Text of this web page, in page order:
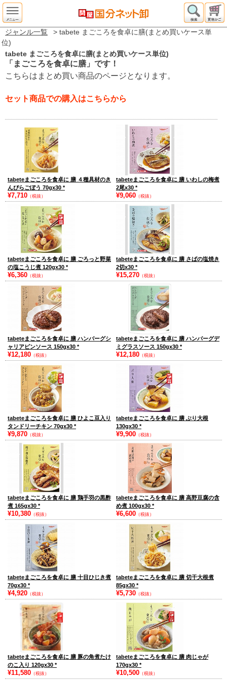
ジャンル一覧
> tabete まごころを食卓に膳(まとめ買いケース単
位)
tabete まごころを食卓に膳(まとめ買いケース単位)
「まごころを食卓に膳」です！
こちらはまとめ買い商品のページとなります。
セット商品での購入はこちらから
tabeteまごころを食卓に 膳 ４種具材のき
んぴらごぼう 70gx30 *
¥7,710 （税抜）
tabeteまごころを食卓に 膳 いわしの梅煮
2尾x30 *
¥9,060 （税抜）
tabeteまごころを食卓に 膳 ごろっと野菜
の塩こうじ煮 120gx30 *
¥6,360 （税抜）
tabeteまごころを食卓に 膳 さばの塩焼き
2切x30 *
¥15,270 （税抜）
tabeteまごころを食卓に 膳 ハンバーグシ
ャリアピンソース 150gx30 *
¥12,180 （税抜）
tabeteまごころを食卓に 膳 ハンバーグデ
ミグラスソース 150gx30 *
¥12,180 （税抜）
tabeteまごころを食卓に 膳 ひよこ豆入り
タンドリーチキン 70gx30 *
¥9,870 （税抜）
tabeteまごころを食卓に 膳 ぶり大根
130gx30 *
¥9,900 （税抜）
tabeteまごころを食卓に 膳 鶏手羽の黒酢
煮 165gx30 *
¥10,380 （税抜）
tabeteまごころを食卓に 膳 高野豆腐の含
め煮 100gx30 *
¥6,600 （税抜）
tabeteまごころを食卓に 膳 十目ひじき煮
70gx30 *
¥4,920 （税抜）
tabeteまごころを食卓に 膳 切干大根煮
85gx30 *
¥5,730 （税抜）
tabeteまごころを食卓に 膳 豚の角煮たけ
のこ入り 120gx30 *
¥11,580 （税抜）
tabeteまごころを食卓に 膳 肉じゃが
170gx30 *
¥10,500 （税抜）